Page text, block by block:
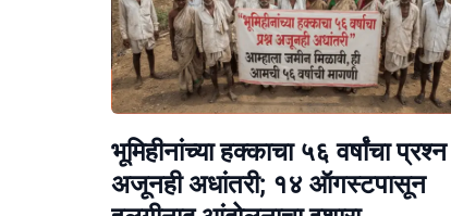
भूमिहीनांच्या हक्काचा ५६ वर्षांचा प्रश्न
अजूनही अधांतरी; १४ ऑगस्टपासून